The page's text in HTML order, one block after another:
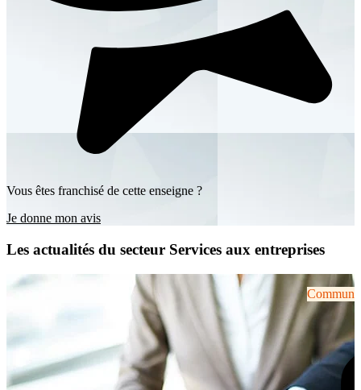
Vous êtes franchisé de cette enseigne ?
Je donne mon avis
Les actualités du secteur Services aux entreprises